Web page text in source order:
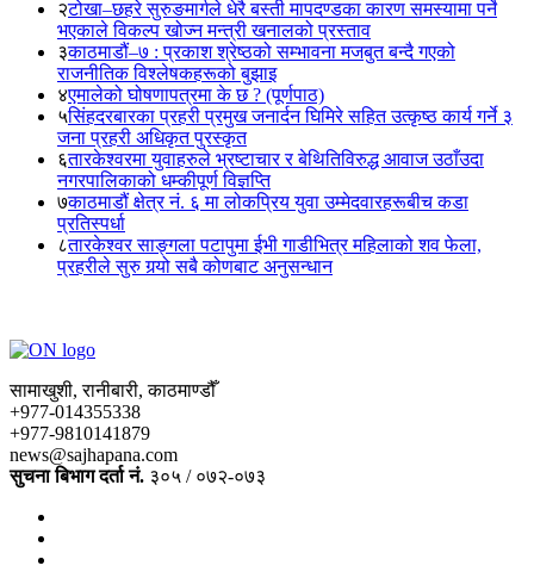
२टोखा–छहरे सुरुङमार्गले धेरै बस्ती मापदण्डका कारण समस्यामा पर्ने
भएकाले विकल्प खोज्न मन्त्री खनालको प्रस्ताव
३काठमाडौं–७ : प्रकाश श्रेष्ठको सम्भावना मजबुत बन्दै गएको
राजनीतिक विश्लेषकहरूको बुझाइ
४एमालेको घोषणापत्रमा के छ ? (पूर्णपाठ)
५सिंहदरबारका प्रहरी प्रमुख जनार्दन घिमिरे सहित उत्कृष्ठ कार्य गर्ने ३
जना प्रहरी अधिकृत पुरस्कृत
६तारकेश्वरमा युवाहरुले भ्रष्टाचार र बेथितिविरुद्ध आवाज उठाँउदा
नगरपालिकाको धम्कीपूर्ण विज्ञप्ति
७काठमाडौं क्षेत्र नं. ६ मा लोकप्रिय युवा उम्मेदवारहरूबीच कडा
प्रतिस्पर्धा
८तारकेश्वर साङ्गला पटापुमा ईभी गाडीभित्र महिलाको शव फेला,
प्रहरीले सुरु गर्‍यो सबै कोणबाट अनुसन्धान
सामाखुशी, रानीबारी, काठमाण्डौँ
+977-014355338
+977-9810141879
news@sajhapana.com
सुचना बिभाग दर्ता नं. ३०५ / ०७२-०७३